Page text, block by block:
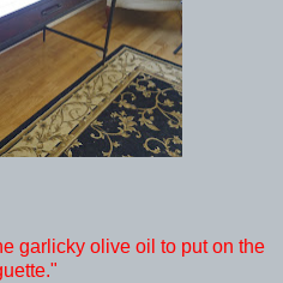
garlicky olive oil to put on the